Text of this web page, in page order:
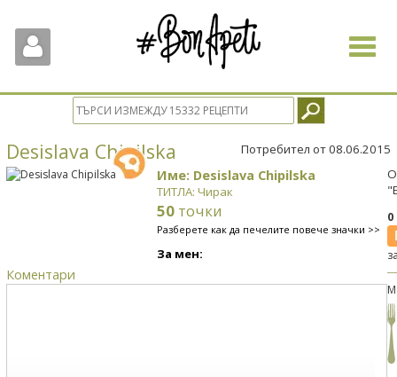
Toggle
Desislava Chipilska Потребител от 08.06.2015
Име: Desislava Chipilska
ТИТЛА: Чирак
50 точки
Разберете как да печелите повече значки >>
За мен:
Коментари